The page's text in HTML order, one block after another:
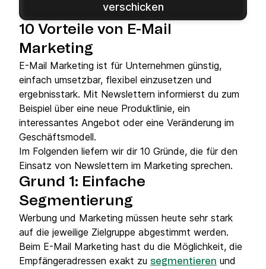
verschicken
10 Vorteile von E-Mail
Marketing
E-Mail Marketing ist für Unternehmen günstig,
einfach umsetzbar, flexibel einzusetzen und
ergebnisstark. Mit Newslettern informierst du zum
Beispiel über eine neue Produktlinie, ein
interessantes Angebot oder eine Veränderung im
Geschäftsmodell.
Im Folgenden liefern wir dir 10 Gründe, die für den
Einsatz von Newslettern im Marketing sprechen.
Grund 1: Einfache
Segmentierung
Werbung und Marketing müssen heute sehr stark
auf die jeweilige Zielgruppe abgestimmt werden.
Beim E-Mail Marketing hast du die Möglichkeit, die
Empfängeradressen exakt zu segmentieren und